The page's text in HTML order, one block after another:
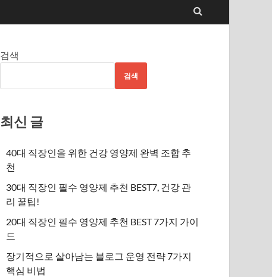
검색
검색
최신 글
40대 직장인을 위한 건강 영양제 완벽 조합 추
천
30대 직장인 필수 영양제 추천 BEST7, 건강 관
리 꿀팁!
20대 직장인 필수 영양제 추천 BEST 7가지 가이
드
장기적으로 살아남는 블로그 운영 전략 7가지
핵심 비법